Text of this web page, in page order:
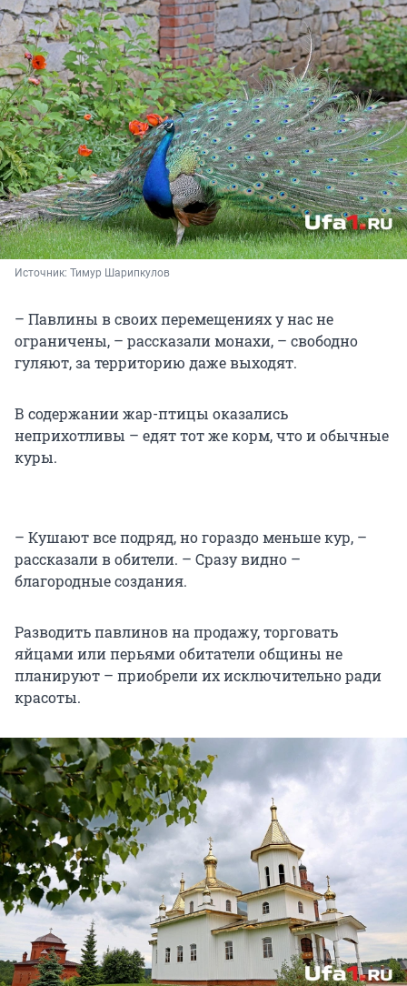
Источник: Тимур Шарипкулов
– Павлины в своих перемещениях у нас не
ограничены, – рассказали монахи, – свободно
гуляют, за территорию даже выходят.
В содержании жар-птицы оказались
неприхотливы – едят тот же корм, что и обычные
куры.
– Кушают все подряд, но гораздо меньше кур, –
рассказали в обители. – Сразу видно –
благородные создания.
Разводить павлинов на продажу, торговать
яйцами или перьями обитатели общины не
планируют – приобрели их исключительно ради
красоты.